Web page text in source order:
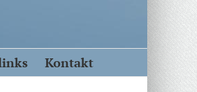
Kontakt